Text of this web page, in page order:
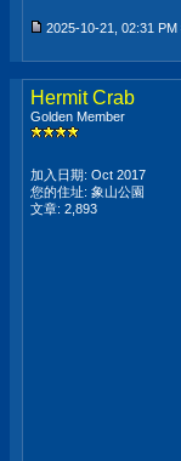
2025-10-21, 02:31 PM
Hermit Crab
Golden Member
加入日期: Oct 2017
您的住址: 象山公園
文章: 2,893